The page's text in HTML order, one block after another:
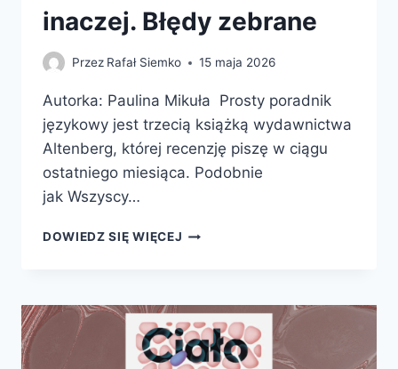
inaczej. Błędy zebrane
Przez Rafał Siemko 15 maja 2026
Autorka: Paulina Mikuła Prosty poradnik
językowy jest trzecią książką wydawnictwa
Altenberg, której recenzję piszę w ciągu
ostatniego miesiąca. Podobnie
jak Wszyscy…
DOWIEDZ SIĘ WIĘCEJ PROSTY
INACZEJ.
BŁĘDY
ZEBRANE